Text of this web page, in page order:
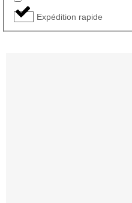
Expédition rapide